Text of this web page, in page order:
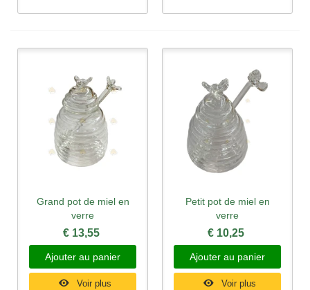
Grand pot de miel en
verre
€ 13,55
Ajouter au panier
Voir plus
Petit pot de miel en
verre
€ 10,25
Ajouter au panier
Voir plus